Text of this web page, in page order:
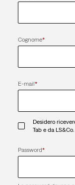
Cognome*
E-mail*
Desidero
Tab e da
Password*